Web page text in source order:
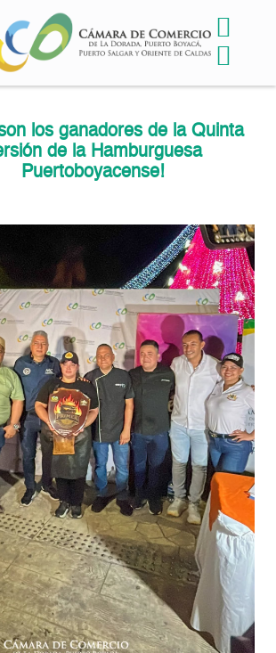
los ganadores de la Quinta
de la Hamburguesa
Puertoboyacense!